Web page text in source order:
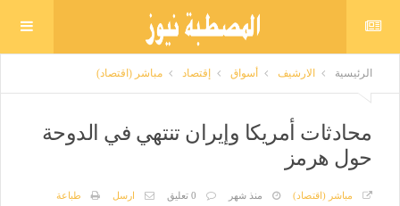
الرئيسية الارشيف أسواق إقتصاد مباشر (اقتصاد)
محادثات أمريكا وإيران تنتهي في الدوحة
حول هرمز
مباشر (اقتصاد) منذ شهر 0 تعليق ارسل طباعة